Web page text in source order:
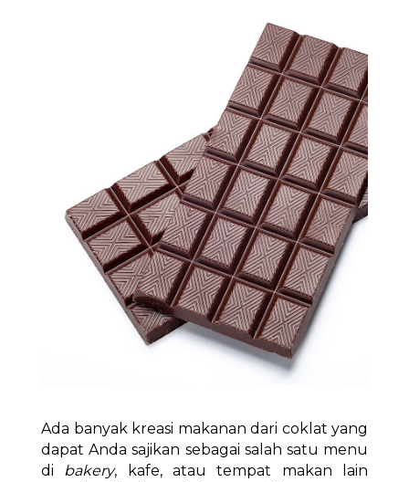
Ada banyak kreasi makanan dari coklat yang
dapat Anda sajikan sebagai salah satu menu
di bakery, kafe, atau tempat makan lain